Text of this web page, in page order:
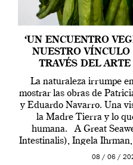
‘UN ENCUENTRO
NUESTRO
TRAVÉS DEL
La naturaleza irrumpe
mostrar las obras de
y Eduardo Navarro. Una
la Madre Tierra y lo
humana. A Great
Intestinalis), Ingela
Madrid y la
08 / 06 /